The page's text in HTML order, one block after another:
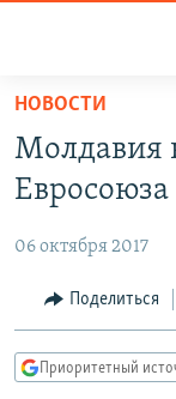
доступа
Вернуться
основному
Вернутся
главной
навигации
ПОДКАСТЫ
АВТОРСКИЕ
ЦИТАТЫ
МНЕНИЯ
IDEL.РЕАЛИИ
НОВОСТИ
Молдавия
Евросоюза
06 октября 2017
Поделиться
Приоритетный